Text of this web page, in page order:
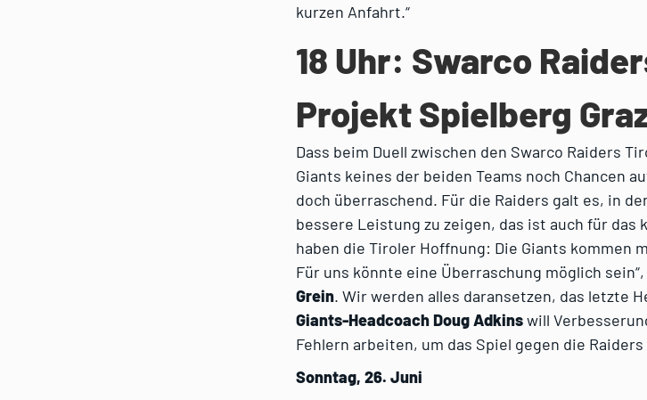
kurzen Anfahrt.“
18 Uhr: Swarco
Projekt Spielberg
Dass beim Duell zwischen den Swarco Raiders
Giants keines der beiden Teams noch Chancen
doch überraschend. Für die Raiders galt es, in
bessere Leistung zu zeigen, das ist auch für das
haben die Tiroler Hoffnung: Die Giants kommen
Für uns könnte eine Überraschung möglich
Grein. Wir werden alles daransetzen, das letzte
Giants-Headcoach Doug Adkinswill
Fehlern arbeiten, um das Spiel gegen die Raiders
Sonntag, 26. Juni